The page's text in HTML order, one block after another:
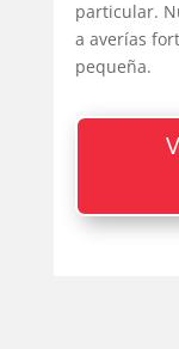
particular.
a averías
pequeña.